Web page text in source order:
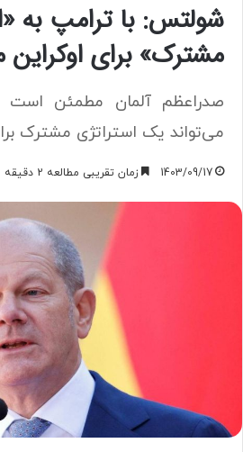
شولتس: با ترامپ به
مشترک» برای
صدراعظم آلمان مطمئن است
می‌تواند یک استراتژی مشترک
1403/09/17 زمان تقریبی مطالعه 2 دقیقه